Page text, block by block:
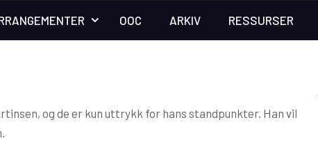
OOC ARKIV RESSURSER
og de er kun uttrykk for hans standpunkter. Han vil